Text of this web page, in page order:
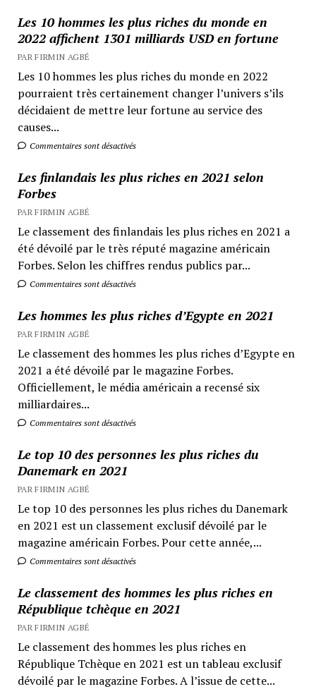
Les 10 hommes les plus riches du monde en
2022 affichent 1301 milliards USD en fortune
PAR FIRMIN AGBÉ
Les 10 hommes les plus riches du monde en 2022
pourraient très certainement changer l’univers s’ils
décidaient de mettre leur fortune au service des
causes...
Commentaires sont désactivés
Les finlandais les plus riches en 2021 selon
Forbes
PAR FIRMIN AGBÉ
Le classement des finlandais les plus riches en 2021 a
été dévoilé par le très réputé magazine américain
Forbes. Selon les chiffres rendus publics par...
Commentaires sont désactivés
Les hommes les plus riches d’Egypte en 2021
PAR FIRMIN AGBÉ
Le classement des hommes les plus riches d’Egypte en
2021 a été dévoilé par le magazine Forbes.
Officiellement, le média américain a recensé six
milliardaires...
Commentaires sont désactivés
Le top 10 des personnes les plus riches du
Danemark en 2021
PAR FIRMIN AGBÉ
Le top 10 des personnes les plus riches du Danemark
en 2021 est un classement exclusif dévoilé par le
magazine américain Forbes. Pour cette année,...
Commentaires sont désactivés
Le classement des hommes les plus riches en
République tchèque en 2021
PAR FIRMIN AGBÉ
Le classement des hommes les plus riches en
République Tchèque en 2021 est un tableau exclusif
dévoilé par le magazine Forbes. A l’issue de cette...